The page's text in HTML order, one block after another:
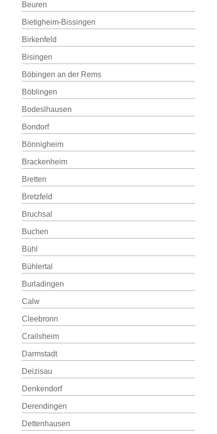
Beuren
Bietigheim-Bissingen
Birkenfeld
Bisingen
Böbingen an der Rems
Böblingen
Bodeslhausen
Bondorf
Bönnigheim
Brackenheim
Bretten
Bretzfeld
Bruchsal
Buchen
Bühl
Bühlertal
Burladingen
Calw
Cleebronn
Crailsheim
Darmstadt
Deizisau
Denkendorf
Derendingen
Dettenhausen